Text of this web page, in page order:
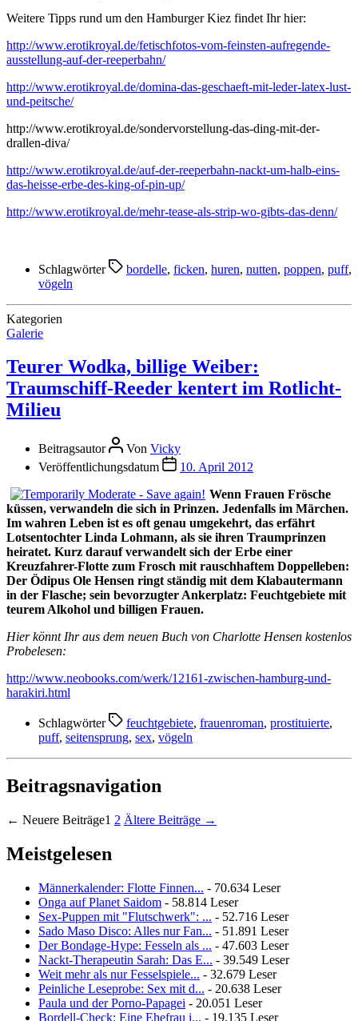
Weitere Tipps rund um den Hamburger Kiez findet Ihr hier:
http://www.erotikroyal.de/fetischfotos-vom-feinsten-aufregende-
ausstellung-auf-der-reeperbahn/
http://www.erotikroyal.de/domina-das-geschaeft-mit-leder-latex-lust-
und-peitsche/
http://www.erotikroyal.de/sondervorstellung-das-ding-mit-der-
drallen-diva/
http://www.erotikroyal.de/auf-der-reeperbahn-nackt-um-halb-eins-
das-heisse-erbe-des-king-of-pin-up/
http://www.erotikroyal.de/mehr-tease-als-strip-wo-gibts-das-denn/
Schlagwörter bordelle, ficken, huren, nutten, poppen, puff,
vögeln
Kategorien
Galerie
Teurer Wodka, billige Weiber:
Traumschiff-Reeder kentert im Rotlicht-
Milieu
Beitragsautor Von Vicky
Veröffentlichungsdatum
10. April 2012
Wenn Frauen Frösche
küssen, verwandeln die sich in Prinzen. Jedenfalls im Märchen.
Im wahren Leben ist es oft genau umgekehrt, das erfährt
Lotsentochter Linda Lohmann, als sie ihren Traumprinzen
heiratet. Kurz darauf verwandelt sich der Erbe einer
Kreuzfahrer-Flotte zum Frosch mit rauschhaftem Doppelleben:
Der Ödipus Ole Hensen ringt ständig mit dem Klabautermann
in der Flasche; sein bevorzugter Ankerplatz: Feuchtgebiete mit
teurem Alkohol und billigen Frauen.
Hier könnt Ihr aus dem neuen Buch von Charlotte Hensen kostenlos
Probelesen:
http://www.neobooks.com/werk/12161-zwischen-hamburg-und-
harakiri.html
Schlagwörter feuchtgebiete, frauenroman, prostituierte,
puff, seitensprung, sex, vögeln
Beitragsnavigation
← Neuere Beiträge1 2 Ältere Beiträge →
Meistgelesen
Männerkalender: Flotte Finnen... - 70.634 Leser
Onga auf Planet Saidom - 58.814 Leser
Sex-Puppen mit "Flutschwerk": ... - 52.716 Leser
Sado Maso Disco: Alles nur Fan... - 51.891 Leser
Der Bondage-Hype: Fesseln als ... - 47.603 Leser
Nackt-Therapeutin Sarah: Das E... - 39.549 Leser
Weit mehr als nur Fesselspiele... - 32.679 Leser
Peinliche Leseprobe: Sex mit d... - 20.638 Leser
Paula und der Porno-Papagei - 20.051 Leser
Bordell-Check: Eine Ehefrau i... - 19.135 Leser